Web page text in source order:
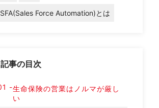
SFA(Sales Force Automation)とは
記事の目次
生命保険の営業はノルマが厳し
い